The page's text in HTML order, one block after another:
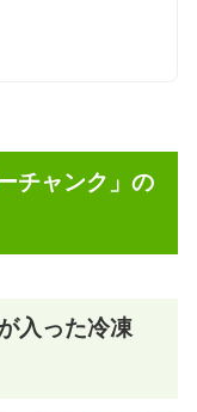
チャンク」の
入った冷凍